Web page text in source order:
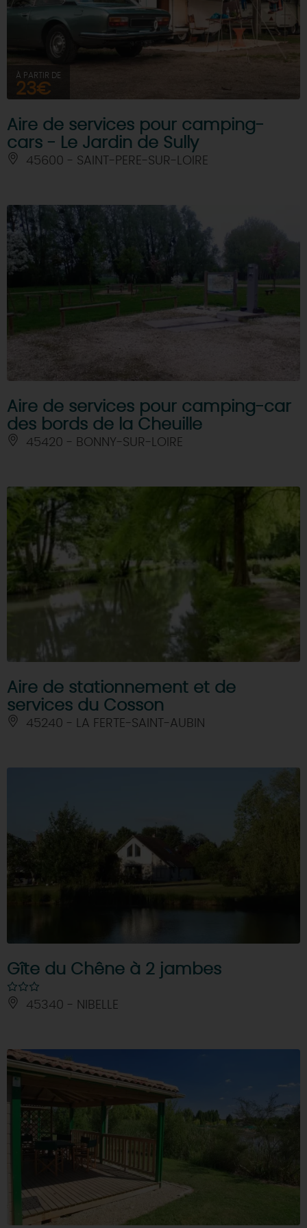
DEMAIN
CETTE SEMAINE
À PARTIR DE
23€
Aire de services pour camping-
cars - Le Jardin de Sully
45600 - SAINT-PERE-SUR-LOIRE
Aire de services pour camping-car
des bords de la Cheuille
45420 - BONNY-SUR-LOIRE
Aire de stationnement et de
services du Cosson
45240 - LA FERTE-SAINT-AUBIN
Gîte du Chêne à 2 jambes
45340 - NIBELLE